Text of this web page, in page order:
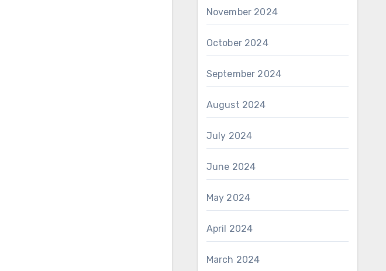
November 2024
October 2024
September 2024
August 2024
July 2024
June 2024
May 2024
April 2024
March 2024